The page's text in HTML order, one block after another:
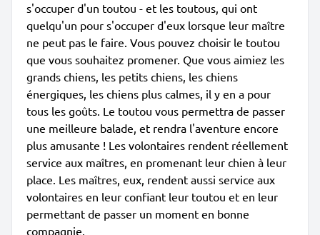
s'occuper d'un toutou - et les toutous, qui ont
quelqu'un pour s'occuper d'eux lorsque leur maître
ne peut pas le faire. Vous pouvez choisir le toutou
que vous souhaitez promener. Que vous aimiez les
grands chiens, les petits chiens, les chiens
énergiques, les chiens plus calmes, il y en a pour
tous les goûts. Le toutou vous permettra de passer
une meilleure balade, et rendra l'aventure encore
plus amusante ! Les volontaires rendent réellement
service aux maîtres, en promenant leur chien à leur
place. Les maîtres, eux, rendent aussi service aux
volontaires en leur confiant leur toutou et en leur
permettant de passer un moment en bonne
compagnie.